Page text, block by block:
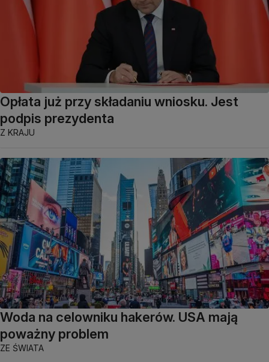
Opłata już przy składaniu wniosku. Jest
podpis prezydenta
Z KRAJU
Woda na celowniku hakerów. USA mają
poważny problem
ZE ŚWIATA